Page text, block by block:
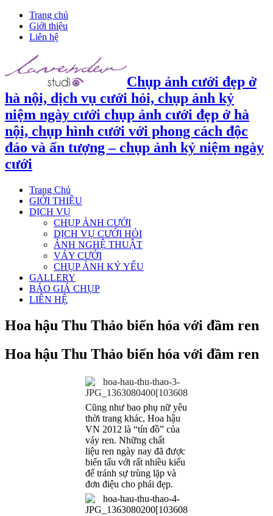
Trang chủ
Giới thiệu
Liên hệ
Chụp ảnh cưới đẹp ở
hà nội, dịch vụ cưới hỏi, chụp ảnh kỷ
niệm ngày cưới chụp ảnh cưới đẹp ở hà
nội, chụp hình cưới với phong cách độc
đáo và ấn tượng – chụp ảnh kỷ niệm ngày
cưới
Trang Chủ
GIỚI THIỆU
DỊCH VỤ
CHỤP ẢNH CƯỚI
DỊCH VỤ CƯỚI HỎI
ẢNH NGHỆ THUẬT
VÁY CƯỚI
CHỤP ẢNH KỶ YẾU
GALLERY
BÁO GIÁ CHỤP
LIÊN HỆ
Hoa hậu Thu Thảo biến hóa với đầm ren
Hoa hậu Thu Thảo biến hóa với đầm ren
Cũng như bao phụ nữ yêu
thời trang khác, Hoa hậu
VN 2012 là “tín đồ” của
váy ren. Những chất
liệu ren ngày nay đã được
biến tấu với rất nhiều kiểu
để tránh sự trùng lặp và
đơn điệu cho phái đẹp.